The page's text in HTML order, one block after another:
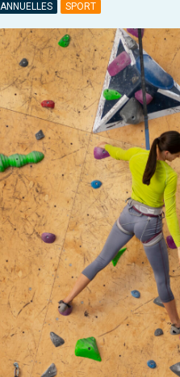
ANNUELLES SPORT